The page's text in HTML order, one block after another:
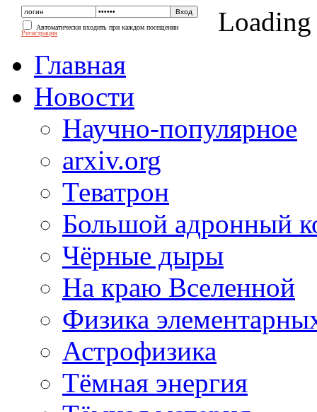
Автоматически входить при каждом посещении
Регистрация
Loading
Главная
Новости
Научно-популярное
arxiv.org
Теватрон
Большой адронный
Чёрные дыры
На краю Вселенной
Физика
Астрофизика
Тёмная энергия